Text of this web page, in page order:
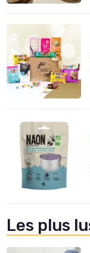
Les plus